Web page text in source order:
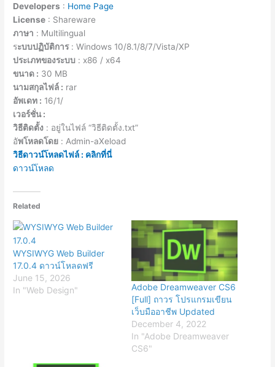
Developers : Home Page
License : Shareware
ภาษา : Multilingual
ระบบปฏิบัติการ: Windows 10/8.1/8/7/Vista/XP
ประเภทของระบบ : x86 / x64
ขนาด : 30 MB
นามสกุลไฟล์ : rar
อัพเดท : 16/1/
เวอร์ชั่น :
วิธีติดตั้ง : อยู่ในไฟล์ “วิธีติดตั้ง.txt”
อัพโหลดโดย : Admin-aXeload
วิธีดาวน์โหลดไฟล์ : คลิกที่นี่
ดาวน์โหลด
Related
WYSIWYG Web Builder
17.0.4 ดาวน์โหลดฟรี
June 15, 2026
In "Web Design"
Adobe Dreamweaver CS6
[Full] ถาวร โปรแกรมเขียน
เว็บมืออาชีพ Updated
December 4, 2022
In "Adobe Dreamweaver
CS6"